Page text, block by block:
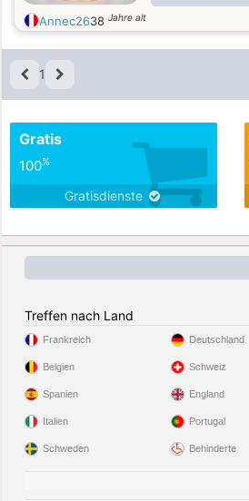
avec un
vie mais sur
évident
je vais le trou
Annec2638 Jahre alt
1
Gratis
100%
Gratisdienste
Treffen nach Land
Frankreich
Belgien
Spanien
Italien
Schweden
Deutschland
Schweiz
England
Portugal
Behinderte